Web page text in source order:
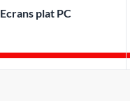
Ecrans plat PC